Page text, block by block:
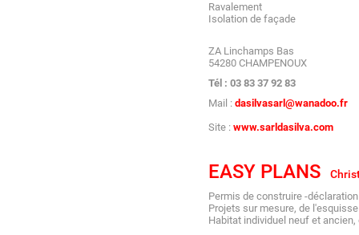
Ravalement
Isolation de façade
ZA Linchamps Bas
54280 CHAMPENOUX
Tél : 03 83 37 92 83
Mail : dasilvasarl@wanadoo.fr
Site : www.sarldasilva.com
EASY PLANS
Permis de construire -
Projets sur mesure, de
Habitat individuel neuf et